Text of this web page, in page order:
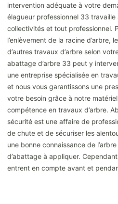
intervention adéquate à votre
élagueur professionnel 33
collectivités et tout professionnel.
l’enlèvement de la racine d’arbre,
d’autres travaux d’arbre selon
abattage d’arbre 33 peut y
une entreprise spécialisée en
et nous vous garantissons une
votre besoin grâce à notre
compétence en travaux d’arbre.
sécurité est une affaire de
de chute et de sécuriser les
une bonne connaissance de
d’abattage à appliquer.
entrent en compte avant et